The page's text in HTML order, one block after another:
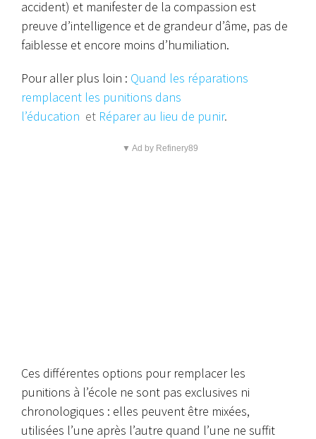
accident) et manifester de la compassion est
preuve d’intelligence et de grandeur d’âme, pas de
faiblesse et encore moins d’humiliation.
Pour aller plus loin : Quand les réparations
remplacent les punitions dans
l’éducation et Réparer au lieu de punir.
▼ Ad by Refinery89
Ces différentes options pour remplacer les
punitions à l’école ne sont pas exclusives ni
chronologiques : elles peuvent être mixées,
utilisées l’une après l’autre quand l’une ne suffit